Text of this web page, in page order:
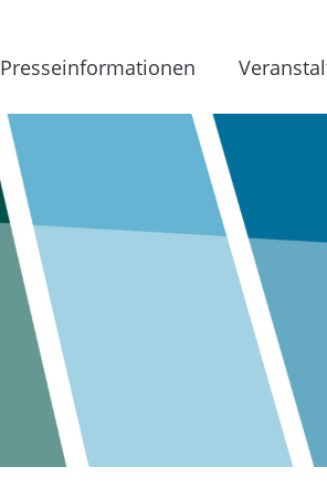
Presseinformationen